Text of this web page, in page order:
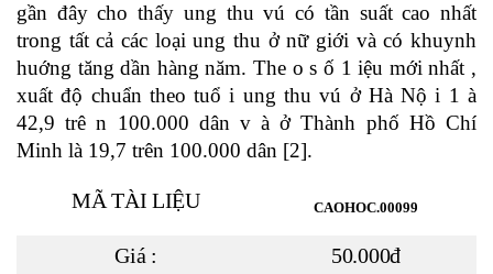
gần đây cho thấy ung thu vú có tần suất cao nhất
trong tất cả các loại ung thu ở nữ giới và có khuynh
huớng tăng dần hàng năm. The o s ố 1 iệu mới nhất ,
xuất độ chuẩn theo tuổ i ung thu vú ở Hà Nộ i 1 à
42,9 trê n 100.000 dân v à ở Thành phố Hồ Chí
Minh là 19,7 trên 100.000 dân [2].
MÃ TÀI LIỆU CAOHOC.00099
Giá : 50.000đ